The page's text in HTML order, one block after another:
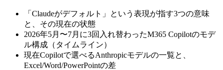
「Claudeがデフォルト」という表現が指す3つの意味
と、その現在の状態
2026年5月〜7月に3回入れ替わったM365 Copilotのモデ
ル構成（タイムライン）
現在Copilotで選べるAnthropicモデルの一覧と、
Excel/Word/PowerPointの差